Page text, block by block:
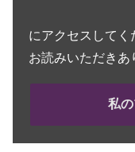
にアクセスしてく
お読みいただきあ
私